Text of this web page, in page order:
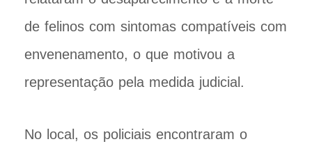
de felinos com sintomas compatíveis com
envenenamento, o que motivou a
representação pela medida judicial.
No local, os policiais encontraram o